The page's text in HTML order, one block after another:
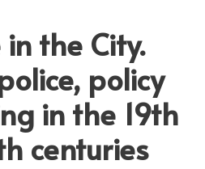
the City.
policy
in the 19th
centuries